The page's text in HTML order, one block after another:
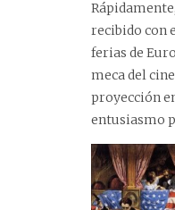
recibido con
ferias de
meca del
proyección
entusiasmo